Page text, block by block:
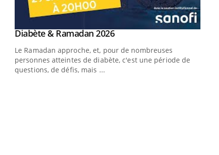
Youtube
Diabète & Ramadan 2026Youtube
Le Ramadan approche, et, pour de nombreuses
personnes atteintes de diabète, c'est une période de
questions, de défis, mais ...